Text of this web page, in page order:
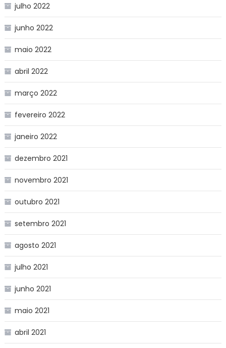
julho 2022
junho 2022
maio 2022
abril 2022
março 2022
fevereiro 2022
janeiro 2022
dezembro 2021
novembro 2021
outubro 2021
setembro 2021
agosto 2021
julho 2021
junho 2021
maio 2021
abril 2021